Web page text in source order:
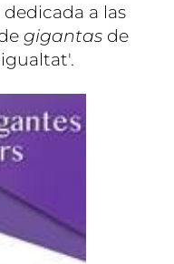
a las
gigantas de